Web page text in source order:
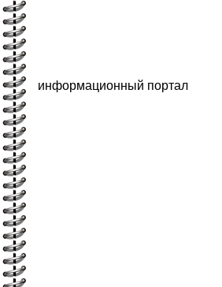
информационный портал